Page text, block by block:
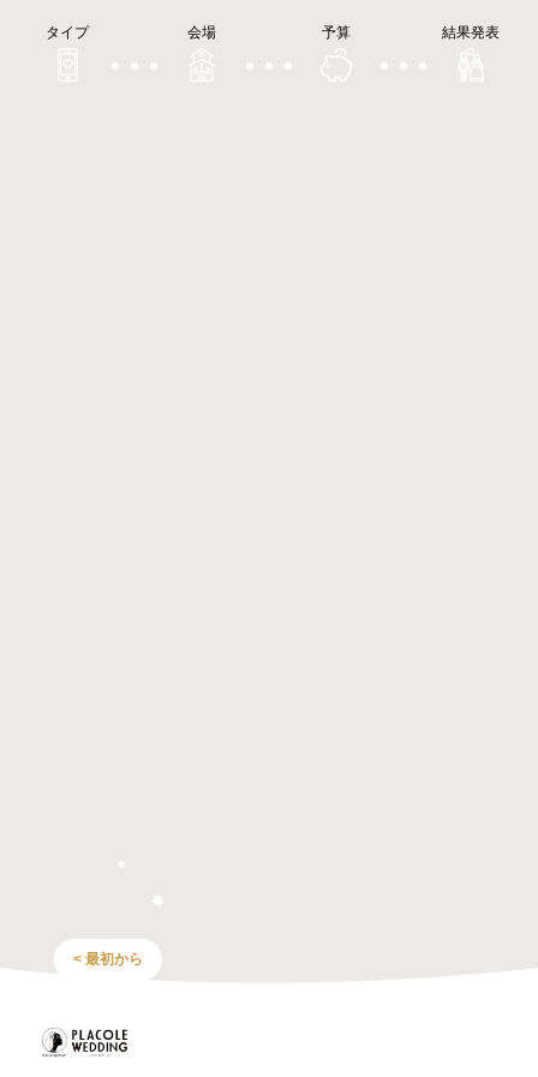
タイプ 会場 予算 結果発表
< 最初から